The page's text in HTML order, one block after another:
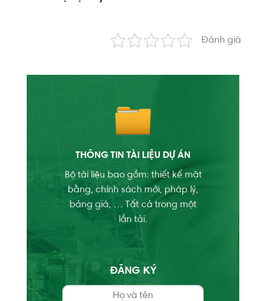
Đánh giá
THÔNG TIN TÀI LIỆU DỰ ÁN
Bộ tài liệu bao gồm: thiết kế mặt
bằng, chính sách mới, pháp lý,
bảng giá, … Tất cả trong một
lần tải.
ĐĂNG KÝ